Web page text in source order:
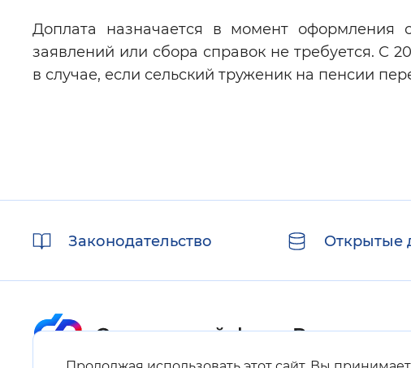
Доплата назначается в момент оформления
заявлений или сбора справок не требуется. С
в случае, если сельский труженик на пенсии
ссылкиЗаконодательство Открытые